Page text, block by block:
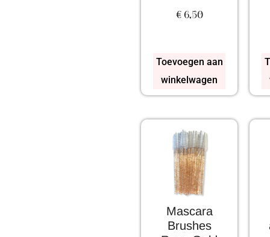
€6,50
Toevoegen aan
winkelwagen
Mascara
Brushes